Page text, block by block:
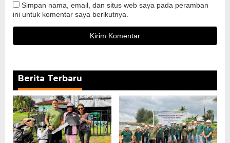
Simpan nama, email, dan situs web saya pada peramban
ini untuk komentar saya berikutnya.
Berita Terbaru